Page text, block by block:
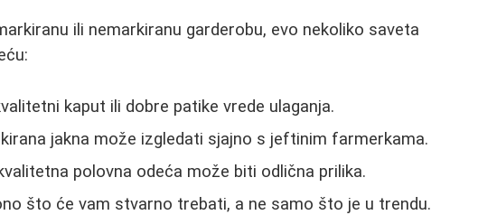
ili nemarkiranu garderobu, evo nekoliko saveta
kaput ili dobre patike vrede ulaganja.
jakna može izgledati sjajno s jeftinim farmerkama.
polovna odeća može biti odlična prilika.
što će vam stvarno trebati, a ne samo što je u trendu.